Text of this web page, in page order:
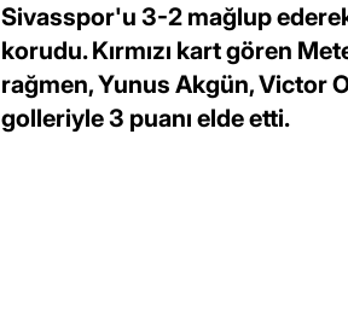
Sivasspor'u 3-2 mağlup
korudu. Kırmızı kart gören
rağmen, Yunus Akgün, Victor
golleriyle 3 puanı elde etti.